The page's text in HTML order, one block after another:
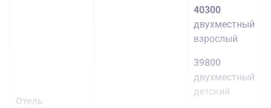
Отель
40300
двухместный
взрослый
39800
двухместный
детский